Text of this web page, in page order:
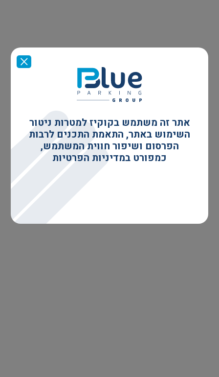
אתר זה משתמש בקוקיז למטרות ניטור
השימוש באתר, התאמת התכנים לרבות
הפרסום ושיפור חווית המשתמש,
כמפורט במדיניות הפרטיות